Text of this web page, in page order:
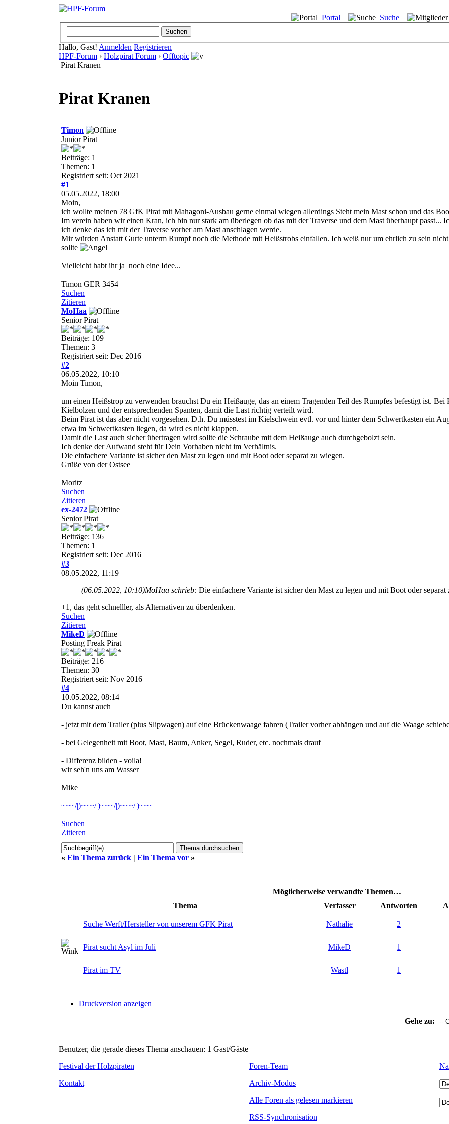
Portal Suche
Hallo, Gast! Anmelden Registrieren
HPF-Forum › Holzpirat Forum › Offtopic
Pirat Kranen
Pirat Kranen
Timon
Junior Pirat
Beiträge: 1
Themen: 1
Registriert seit: Oct 2021
#1
05.05.2022, 18:00
Moin,
ich wollte meinen 78 GfK Pirat mit Mahagoni-Ausbau gerne einmal wiegen allerdings Steht mein Mast schon und das
Im verein haben wir einen Kran, ich bin nur stark am überlegen ob das mit der Traverse und dem Mast überhaupt
ich denke das ich mit der Traverse vorher am Mast anschlagen werde.
Mir würden Anstatt Gurte unterm Rumpf noch die Methode mit Heißstrobs einfallen. Ich weiß nur um ehrlich zu sein
sollte
Vielleicht habt ihr ja noch eine Idee...
Timon GER 3454
Suchen
Zitieren
MoHaa
Senior Pirat
Beiträge: 109
Themen: 3
Registriert seit: Dec 2016
#2
06.05.2022, 10:10
Moin Timon,
um einen Heißstrop zu verwenden brauchst Du ein Heißauge, das an einem Tragenden Teil des Rumpfes befestigt ist.
Kielbolzen und der entsprechenden Spanten, damit die Last richtig verteilt wird.
Beim Pirat ist das aber nicht vorgesehen. D.h. Du müsstest im Kielschwein evtl. vor und hinter dem Schwertkasten ein
etwa im Schwertkasten liegen, da wird es nicht klappen.
Damit die Last auch sicher übertragen wird sollte die Schraube mit dem Heißauge auch durchgebolzt sein.
Ich denke der Aufwand steht für Dein Vorhaben nicht im Verhältnis.
Die einfachere Variante ist sicher den Mast zu legen und mit Boot oder separat zu wiegen.
Grüße von der Ostsee
Moritz
Suchen
Zitieren
ex-2472
Senior Pirat
Beiträge: 136
Themen: 1
Registriert seit: Dec 2016
#3
08.05.2022, 11:19
(06.05.2022, 10:10)MoHaa schrieb: Die einfachere Variante ist sicher den Mast zu legen und mit Boot oder separat
+1, das geht schnelller, als Alternativen zu überdenken.
Suchen
Zitieren
MikeD
Posting Freak Pirat
Beiträge: 216
Themen: 30
Registriert seit: Nov 2016
#4
10.05.2022, 08:14
Du kannst auch
- jetzt mit dem Trailer (plus Slipwagen) auf eine Brückenwaage fahren (Trailer vorher abhängen und auf die Waage
- bei Gelegenheit mit Boot, Mast, Baum, Anker, Segel, Ruder, etc. nochmals drauf
- Differenz bilden - voila!
wir seh'n uns am Wasser
Mike
~~~/|)~~~/|)~~~/|)~~~/|)~~~
Suchen
Zitieren
« Ein Thema zurück Ein Thema vor »
Möglicherweise verwandte Themen…
Thema
Verfasser Antworten
Suche Werft/Hersteller von unserem GFK Pirat Nathalie 2
Pirat sucht Asyl im Juli MikeD 1
Pirat im TV Wastl 1
Druckversion anzeigen
Gehe zu:
Benutzer, die gerade dieses Thema anschauen: 1 Gast/Gäste
Festival der Holzpiraten
Kontakt
Foren-Team
Archiv-Modus
Alle Foren als gelesen markieren
RSS-Synchronisation